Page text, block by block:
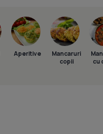
Aperitive
Mancaruri
copii
cu